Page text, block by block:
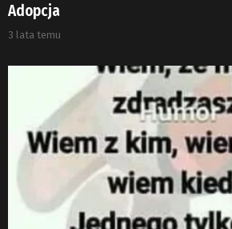
Adopcja
3 lata temu